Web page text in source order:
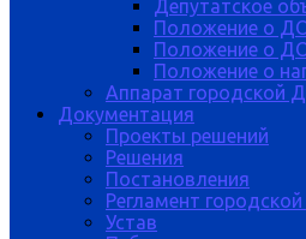
Депутатское
Положение о
Положение о
Положение о
Аппарат городской
Документация
Проекты решений
Решения
Постановления
Регламент
Устав